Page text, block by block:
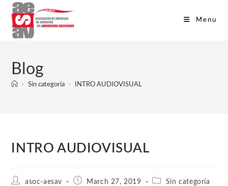
Menu
Blog
> Sin categoría > INTRO AUDIOVISUAL
INTRO AUDIOVISUAL
asoc-aesav March 27, 2019 Sin categoría